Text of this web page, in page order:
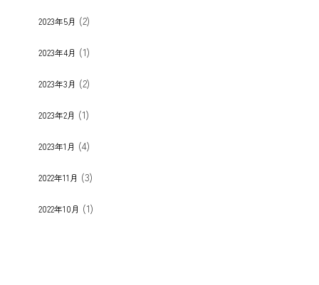
2023年5月 (2)
2023年4月 (1)
2023年3月 (2)
2023年2月 (1)
2023年1月 (4)
2022年11月 (3)
2022年10月 (1)